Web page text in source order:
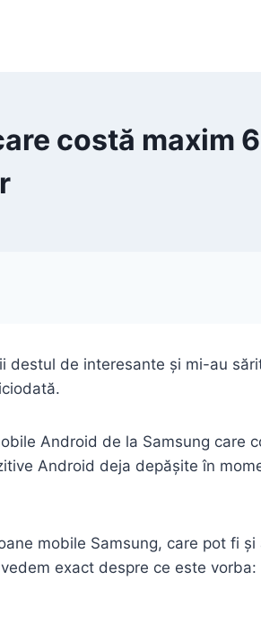
costă maxim
destul de interesante și mi-au
Android de la Samsung care
Android deja depășite în
mobile Samsung, care pot fi
exact despre ce este